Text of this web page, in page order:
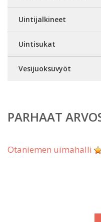
Uintijalkineet
Uintisukat
Vesijuoksuvyöt
PARHAAT
Otaniemen uimahalli